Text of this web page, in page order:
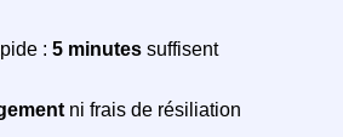
: 5 minutes suffisent
ni frais de résiliation